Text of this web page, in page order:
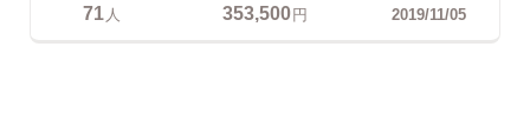
71 人 353,500円 2019/11/05